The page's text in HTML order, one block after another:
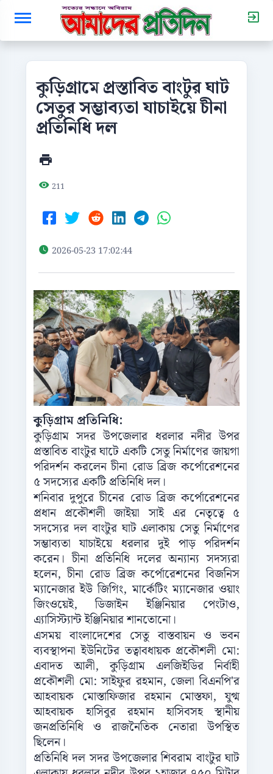
কুড়িগ্রামে প্রস্তাবিত বাংটুর ঘাট
সেতুর সম্ভাব্যতা যাচাইয়ে চীনা
প্রতিনিধি দল
211
2026-05-23 17:02:44
কুড়িগ্রাম প্রতিনিধি:
কুড়িগ্রাম সদর উপজেলার ধরলার নদীর উপর
প্রস্তাবিত বাংটুর ঘাটে একটি সেতু নির্মাণের জায়গা
পরিদর্শন করলেন চীনা রোড ব্রিজ কর্পোরেশনের
৫ সদস্যের একটি প্রতিনিধি দল।
শনিবার দুপুরে চীনের রোড ব্রিজ কর্পোরেশনের
প্রধান প্রকৌশলী জাইয়া সাই এর নেতৃত্বে ৫
সদস্যের দল বাংটুর ঘাট এলাকায় সেতু নির্মাণের
সম্ভাব্যতা যাচাইয়ে ধরলার দুই পাড় পরিদর্শন
করেন। চীনা প্রতিনিধি দলের অন্যান্য সদস্যরা
হলেন, চীনা রোড ব্রিজ কর্পোরেশনের বিজনিস
ম্যানেজার ইউ জিগিং, মার্কেটিং ম্যানেজার ওয়াং
জিংওয়েই, ডিজাইন ইঞ্জিনিয়ার পেংটাও,
এ্যাসিস্ট্যান্ট ইঞ্জিনিয়ার শানতোনো।
এসময় বাংলাদেশের সেতু বাস্তবায়ন ও ভবন
ব্যবস্থাপনা ইউনিটের তত্বাবধায়ক প্রকৌশলী মো:
এবাদত আলী, কুড়িগ্রাম এলজিইডির নির্বাহী
প্রকৌশলী মো: সাইফুর রহমান, জেলা বিএনপি'র
আহবায়ক মোস্তাফিজার রহমান মোস্তফা, যুগ্ম
আহবায়ক হাসিবুর রহমান হাসিবসহ স্থানীয়
জনপ্রতিনিধি ও রাজনৈতিক নেতারা উপস্থিত
ছিলেন।
প্রতিনিধি দল সদর উপজেলার শিবরাম বাংটুর ঘাট